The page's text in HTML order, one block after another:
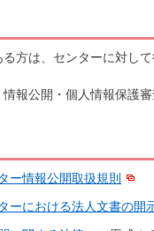
方は、センターに対し
報公開・個人情報保護
ー情報公開取扱規則
ーにおける法人文書の開